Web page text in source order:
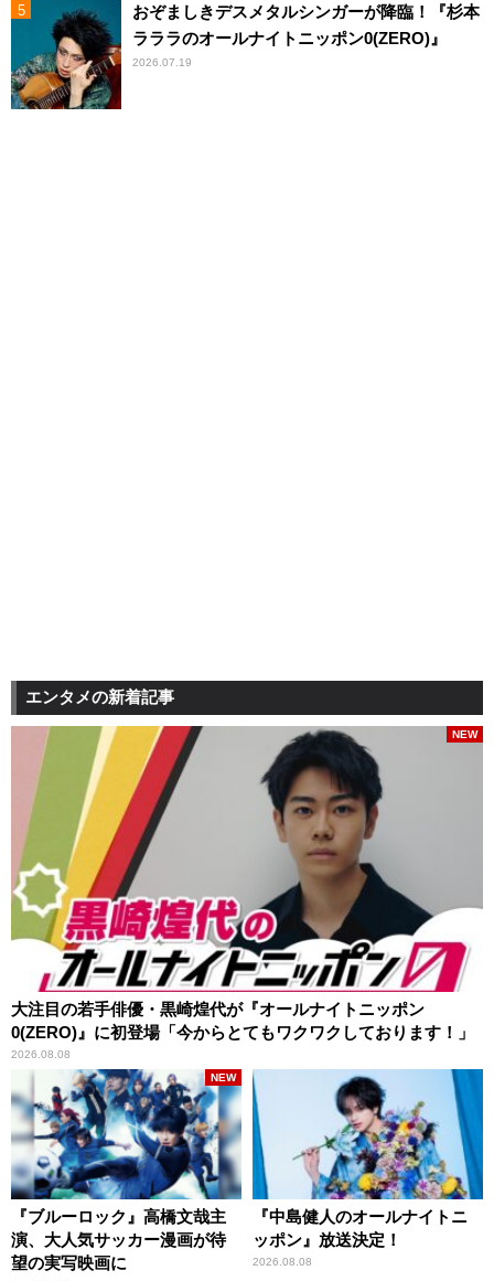
おぞましきデスメタルシンガーが降臨！『杉本
ラララのオールナイトニッポン0(ZERO)』
2026.07.19
エンタメの新着記事
大注目の若手俳優・黒崎煌代が『オールナイトニッポン
0(ZERO)』に初登場「今からとてもワクワクしております！」
2026.08.08
NEW
『ブルーロック』高橋文哉主
演、大人気サッカー漫画が待
望の実写映画に
NEW
『中島健人のオールナイトニ
ッポン』放送決定！
2026.08.08